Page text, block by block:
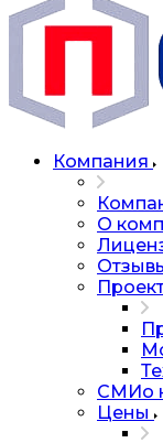
Компания
О
СМИо
Цены